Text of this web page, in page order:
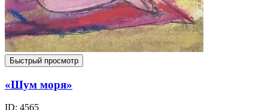
Быстрый просмотр
«Шум моря»
ID: 4565